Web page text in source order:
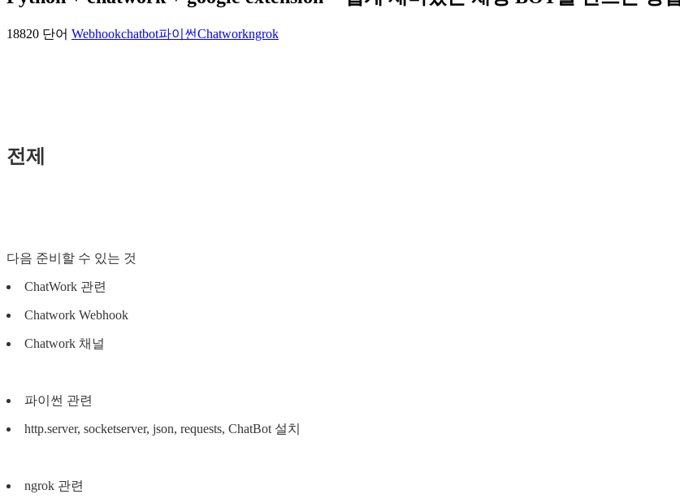
18820 단어 Webhookchatbot파이썬Chatworkngrok
전제
다음 준비할 수 있는 것
ChatWork 관련
Chatwork Webhook
Chatwork 채널
파이썬 관련
http.server, socketserver, json, requests, ChatBot 설치
ngrok 관련